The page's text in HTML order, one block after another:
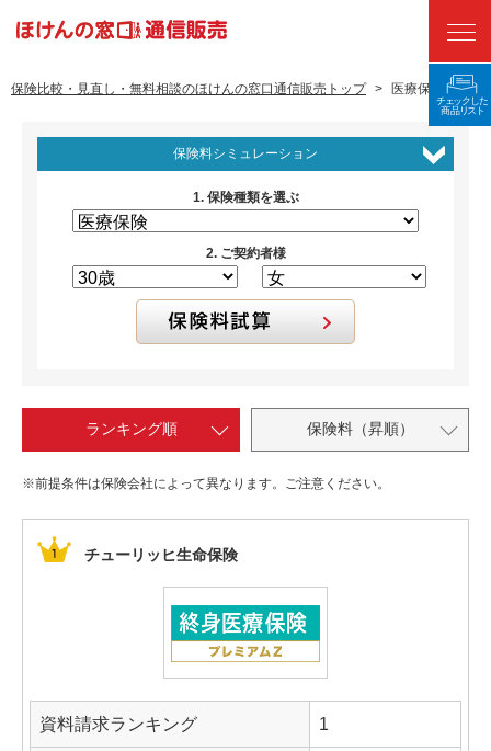
保険の種類から探す
保険料をシミュレーションする
保険会社から探す
よくある質問
お問い合わせ
保険比較・見直し・無料相談のほけんの窓口通信販売トップ > 医療保険
保険料シミュレーション
1. 保険種類を選ぶ
2. ご契約者様
ランキング順 保険料（昇順）
※前提条件は保険会社によって異なります。ご注意ください。
チューリッヒ生命保険
資料請求ランキング 1